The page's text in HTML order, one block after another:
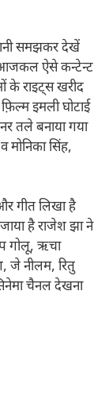
समझकर देखें
आजकल ऐसे कन्टेन्ट
के राइट्स खरीद
इमली घोटाई
तले बनाया गया
मोनिका सिंह,
गीत लिखा है
है राजेश झा ने
गोलू, ऋचा
जे नीलम, रितु
चैनल देखना